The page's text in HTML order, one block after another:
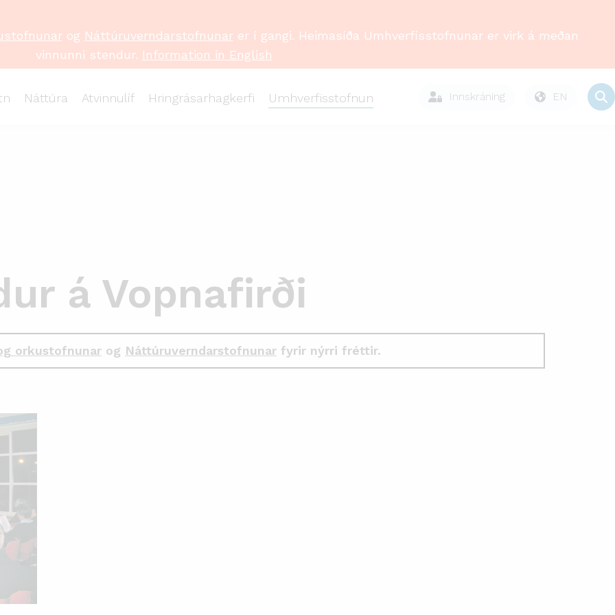
Náttúra Atvinnulíf Hringrásarhagkerfi Umhverfisstofnun Innskráning EN
og Náttúruverndarstofnunarer í gangi. Heimasíða Umhverfisstofnunar er virk á meðan
vinnunni stendur. Information in English
á Vopnafirði
orkustofnunar og Náttúruverndarstofnunar fyrir nýrri fréttir.